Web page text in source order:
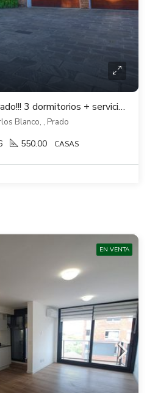
La mejor casa del Prado!!! 3 dormitorios + servicio, cocheras, fondo, piscina
Blanco, , Prado
550.00 CASAS
EN VENTA